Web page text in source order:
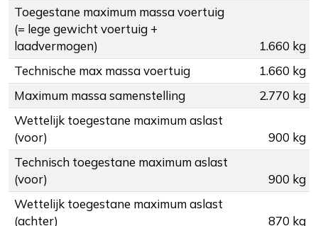
Toegestane maximum massa voertuig
(= lege gewicht voertuig +
laadvermogen)
1.660 kg
Technische max massa voertuig
1.660 kg
Maximum massa samenstelling
2.770 kg
Wettelijk toegestane maximum aslast
(voor)
900 kg
Technisch toegestane maximum aslast
(voor)
900 kg
Wettelijk toegestane maximum aslast
(achter)
870 kg